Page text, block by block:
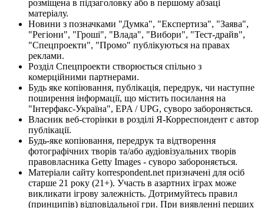
розміщена в підзаголовку або в першому абзаці
матеріалу.
Новини з позначками "Думка", "Експертиза", "Заява",
"Регіони", "Гроші", "Влада", "Вибори", "Тест-драйв",
"Спецпроекти", "Промо" публікуються на правах
реклами.
Розділ Спецпроекти створюється спільно з
комерційними партнерами.
Будь яке копіювання, публікація, передрук, чи наступне
поширення інформації, що містить посилання на
"Інтерфакс-Україна", EPA / UPG, суворо забороняється.
Власник веб-сторінки в розділі Я-Корреспондент є автор
публікації.
Будь-яке копіювання, передрук та відтворення
фотографічних творів та/або аудіовізуальних творів
правовласника Getty Images - суворо забороняється.
Матеріали сайту korrespondent.net призначені для осіб
старше 21 року (21+). Участь в азартних іграх може
викликати ігрову залежність. Дотримуйтесь правил
(принципів) відповідальної гри. При виявленні перших